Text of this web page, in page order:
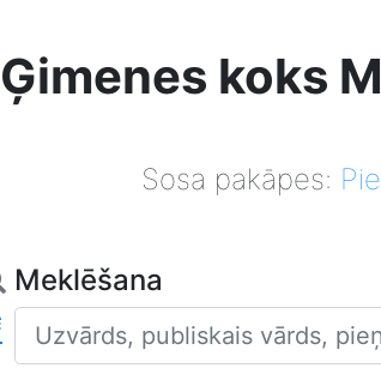
Ģimenes koks
Sosa pakāpes:
Meklēšana